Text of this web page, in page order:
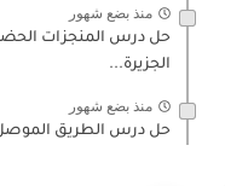
منذ بضع شهور
حل درس المنجزات
الجزيرة...
منذ بضع شهور
حل درس الطريق الموصل